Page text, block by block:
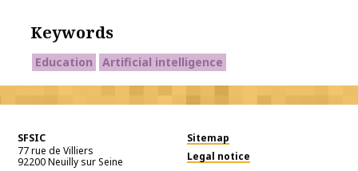
Keywords
Education Artificial intelligence
SFSIC
77 rue de Villiers
92200Neuilly sur Seine
Sitemap
Legal notice